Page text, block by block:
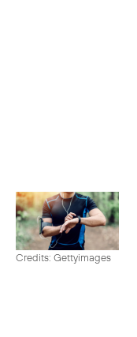
Credits: Gettyimages